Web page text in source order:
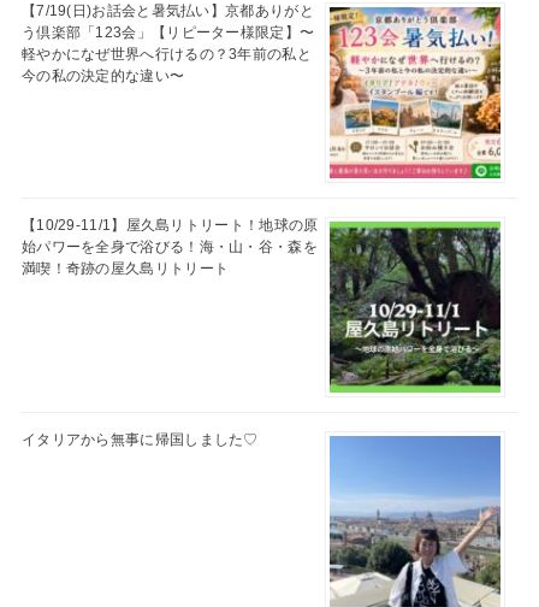
【7/19(日)お話会と暑気払い】京都ありがと
う倶楽部「123会」【リピーター様限定】〜
軽やかになぜ世界へ行けるの？3年前の私と
今の私の決定的な違い〜
【10/29-11/1】屋久島リトリート！地球の原
始パワーを全身で浴びる！海・山・谷・森を
満喫！奇跡の屋久島リトリート
イタリアから無事に帰国しました♡